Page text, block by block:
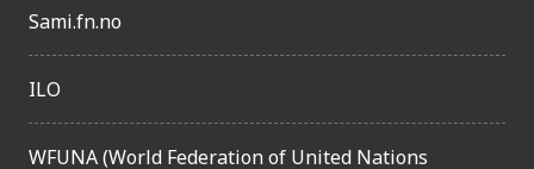
Sami.fn.no
ILO
WFUNA (World Federation of United Nations